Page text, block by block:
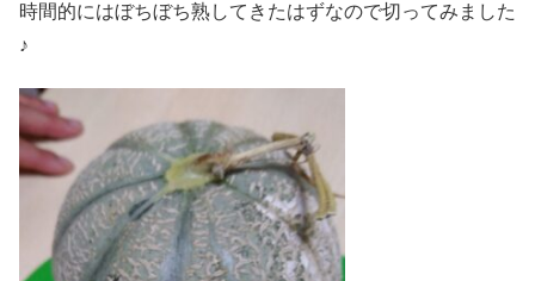
時間的にはぼちぼち熟してきたはずなので切ってみました
♪